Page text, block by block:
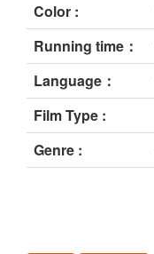
Color :
Running time：
Language：
Film Type :
Genre :